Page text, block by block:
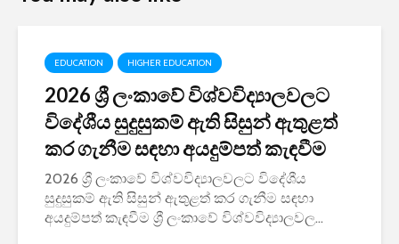
EDUCATION HIGHER EDUCATION
2026 ශ්‍රී ලංකාවේ විශ්වවිද්‍යාලවලට
විදේශීය සුදුසුකම් ඇති සිසුන් ඇතුළත්
කර ගැනීම සඳහා අයදුම්පත් කැඳවීම
2026 ශ්‍රී ලංකාවේ විශ්වවිද්‍යාලවලට විදේශීය
සුදුසුකම් ඇති සිසුන් ඇතුළත් කර ගැනීම සඳහා
අයදුම්පත් කැඳවීම ශ්‍රී ලංකාවේ විශ්වවිද්‍යාලවල...